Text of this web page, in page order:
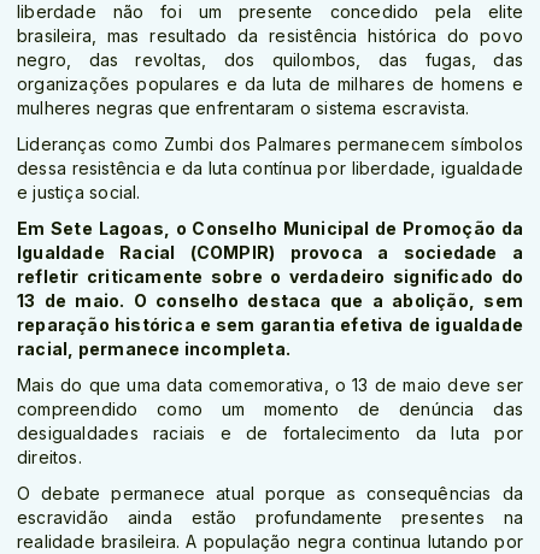
liberdade não foi um presente concedido pela elite
brasileira, mas resultado da resistência histórica do povo
negro, das revoltas, dos quilombos, das fugas, das
organizações populares e da luta de milhares de homens e
mulheres negras que enfrentaram o sistema escravista.
Lideranças como Zumbi dos Palmares permanecem símbolos
dessa resistência e da luta contínua por liberdade, igualdade
e justiça social.
Em Sete Lagoas, o Conselho Municipal de Promoção da
Igualdade Racial (COMPIR) provoca a sociedade a
refletir criticamente sobre o verdadeiro significado do
13 de maio. O conselho destaca que a abolição, sem
reparação histórica e sem garantia efetiva de igualdade
racial, permanece incompleta.
Mais do que uma data comemorativa, o 13 de maio deve ser
compreendido como um momento de denúncia das
desigualdades raciais e de fortalecimento da luta por
direitos.
O debate permanece atual porque as consequências da
escravidão ainda estão profundamente presentes na
realidade brasileira. A população negra continua lutando por